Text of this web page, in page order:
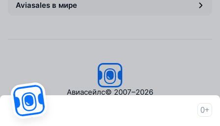
Aviasales в мире
Авиасейлс© 2007–2026
0+